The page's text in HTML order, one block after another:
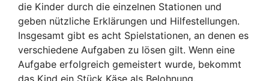
die Kinder durch die einzelnen Stationen und
geben nützliche Erklärungen und Hilfestellungen.
Insgesamt gibt es acht Spielstationen, an denen es
verschiedene Aufgaben zu lösen gilt. Wenn eine
Aufgabe erfolgreich gemeistert wurde, bekommt
das Kind ein Stück Käse als Belohnung.